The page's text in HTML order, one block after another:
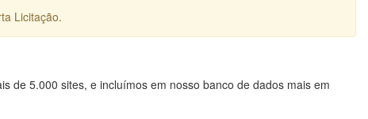
Licitação.
de 5.000 sites, e incluímos em nosso banco de dados mais em